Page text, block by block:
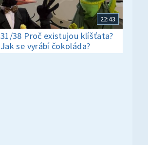
22:43
31/38 Proč existujou klíšťata?
Jak se vyrábí čokoláda?